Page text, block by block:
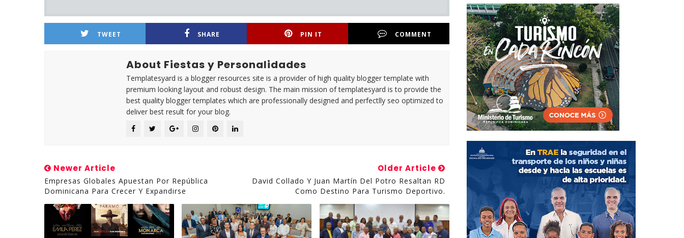
TWEET SHARE PIN IT COMMENT
About Fiestas y Personalidades
Templatesyard is a blogger resources site is a provider of high quality blogger template with
premium looking layout and robust design. The main mission of templatesyard is to provide the
best quality blogger templates which are professionally designed and perfectlly seo optimized to
deliver best result for your blog.
Newer Article
Empresas Globales Apuestan Por República
Dominicana Para Crecer Y Expandirse
Older Article
David Collado Y Juan Martín Del Potro Resaltan RD
Como Destino Para Turismo Deportivo.